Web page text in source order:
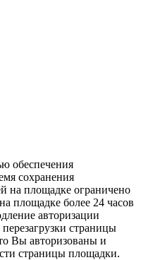
обеспечения
сохранения
на площадке ограничено
площадке более 24 часов
авторизации
страницы
Вы авторизованы и
страницы площадки.